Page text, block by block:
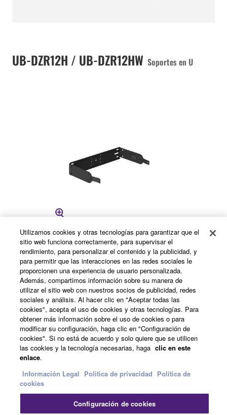
UB-DZR12H / UB-DZR12HW Soportes en U
Soportes en U que permiten un montaje sencillo y
fácil en configuraciones horizontales. (para
DZR12/12-D, DZR12W/12-DW, CZR12, CZR12W)
Peso neto: 4.7kg; 1.9lbs
Compatible con: DZR12/12-D,
DZR12W/12-DW, CZR12, CZR12W
Utilizamos cookies y otras tecnologías para garantizar que el
sitio web funciona correctamente, para supervisar el
rendimiento, para personalizar el contenido y la publicidad, y
para permitir que las interacciones en las redes sociales le
proporcionen una experiencia de usuario personalizada.
Además, compartimos información sobre su manera de
utilizar el sitio web con nuestros socios de publicidad, redes
sociales y análisis. Al hacer clic en "Aceptar todas las
cookies", acepta el uso de cookies y otras tecnologías. Para
obtener más información sobre el uso de cookies o para
modificar su configuración, haga clic en "Configuración de
cookies". Si no está de acuerdo y solo quiere que se utilicen
las cookies y la tecnología necesarias, haga clic en este
enlace.
Información Legal Politica de privacidad Política de
cookies
Configuración de cookies